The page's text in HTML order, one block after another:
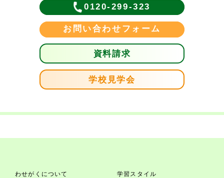
0120-299-323
お問い合わせフォーム
資料請求
学校見学会
わせがくについて 学習スタイル